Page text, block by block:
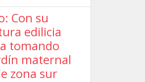
Con su
edilicia
tomando
maternal
zona sur